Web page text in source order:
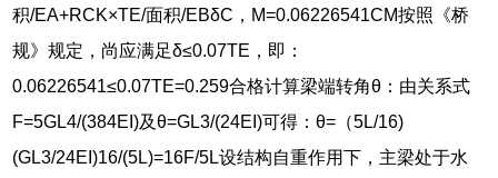
积/EA+RCK×TE/面积/EBδC，M=0.06226541CM按照《桥
规》规定，尚应满足δ≤0.07TE，即：
0.06226541≤0.07TE=0.259合格计算梁端转角θ：由关系式
F=5GL4/(384EI)及θ=GL3/(24EI)可得：θ=（5L/16)
(GL3/24EI)16/(5L)=16F/5L设结构自重作用下，主梁处于水